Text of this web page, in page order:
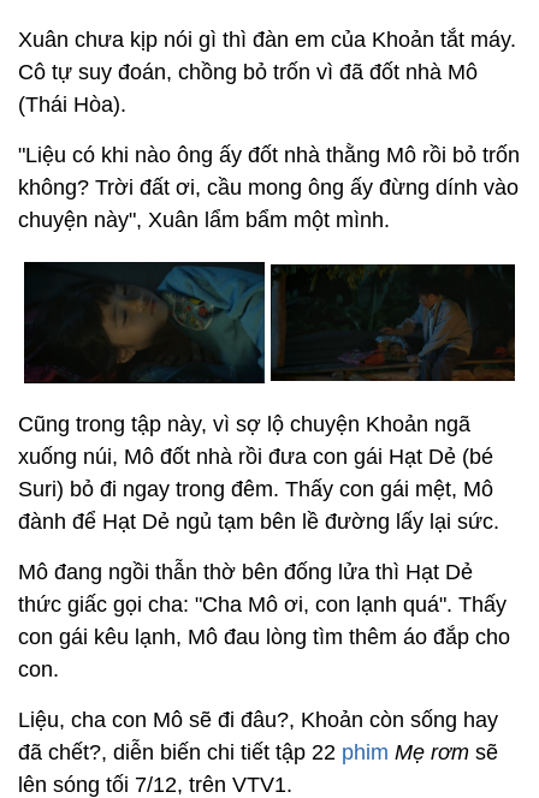
Xuân chưa kịp nói gì thì đàn em của Khoản tắt máy.
Cô tự suy đoán, chồng bỏ trốn vì đã đốt nhà Mô
(Thái Hòa).
"Liệu có khi nào ông ấy đốt nhà thằng Mô rồi bỏ trốn
không? Trời đất ơi, cầu mong ông ấy đừng dính vào
chuyện này", Xuân lẩm bẩm một mình.
Cũng trong tập này, vì sợ lộ chuyện Khoản ngã
xuống núi, Mô đốt nhà rồi đưa con gái Hạt Dẻ (bé
Suri) bỏ đi ngay trong đêm. Thấy con gái mệt, Mô
đành để Hạt Dẻ ngủ tạm bên lề đường lấy lại sức.
Mô đang ngồi thẫn thờ bên đống lửa thì Hạt Dẻ
thức giấc gọi cha: "Cha Mô ơi, con lạnh quá". Thấy
con gái kêu lạnh, Mô đau lòng tìm thêm áo đắp cho
con.
Liệu, cha con Mô sẽ đi đâu?, Khoản còn sống hay
đã chết?, diễn biến chi tiết tập 22 phim Mẹ rơm sẽ
lên sóng tối 7/12, trên VTV1.